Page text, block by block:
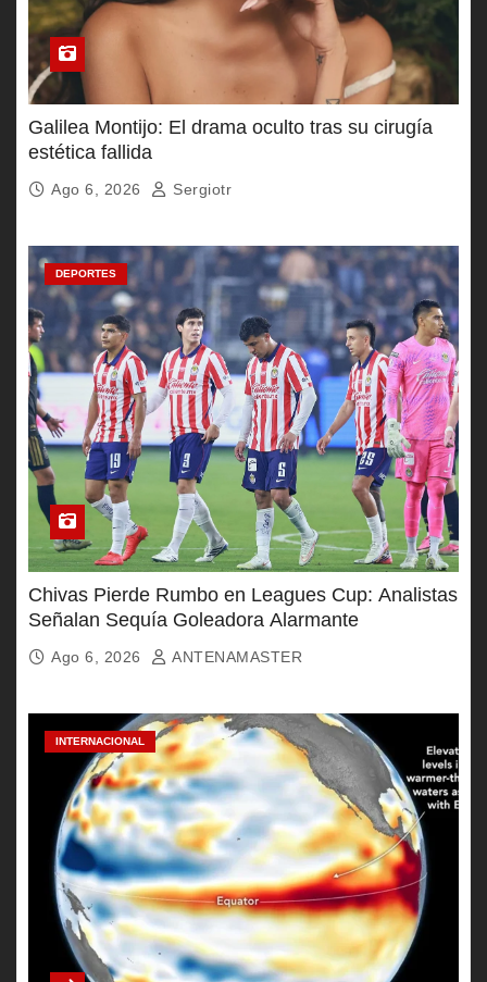
Galilea Montijo: El drama oculto tras su cirugía
estética fallida
Ago 6, 2026 Sergiotr
DEPORTES
Chivas Pierde Rumbo en Leagues Cup: Analistas
Señalan Sequía Goleadora Alarmante
Ago 6, 2026 ANTENAMASTER
INTERNACIONAL